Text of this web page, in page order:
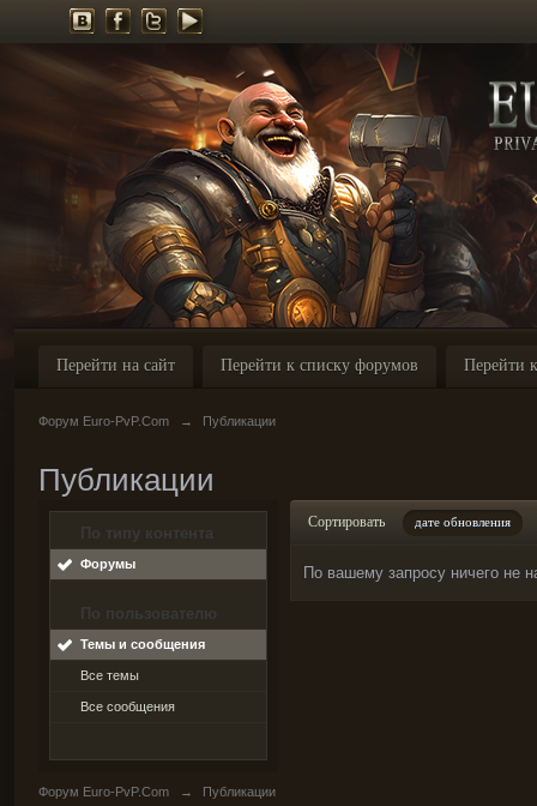
Перейти на сайт Перейти к списку форумов Перейти
Форум Euro-PvP.Com → Публикации
Публикации
По типу контента
Форумы
По пользователю
Темы и сообщения
Все темы
Все сообщения
Сортировать дате обновления
По вашему запросу ничего не
Форум Euro-PvP.Com → Публикации